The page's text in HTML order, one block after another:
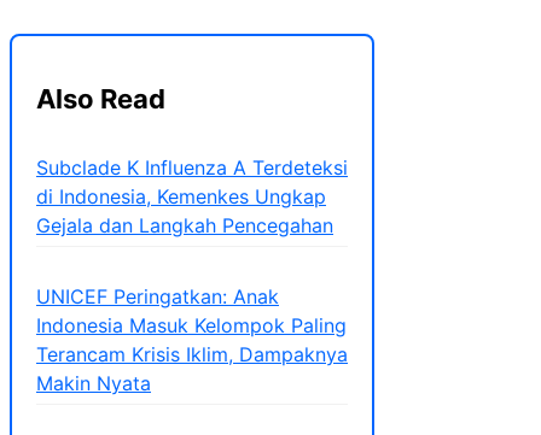
Also Read
Subclade K Influenza A Terdeteksi
di Indonesia, Kemenkes Ungkap
Gejala dan Langkah Pencegahan
UNICEF Peringatkan: Anak
Indonesia Masuk Kelompok Paling
Terancam Krisis Iklim, Dampaknya
Makin Nyata